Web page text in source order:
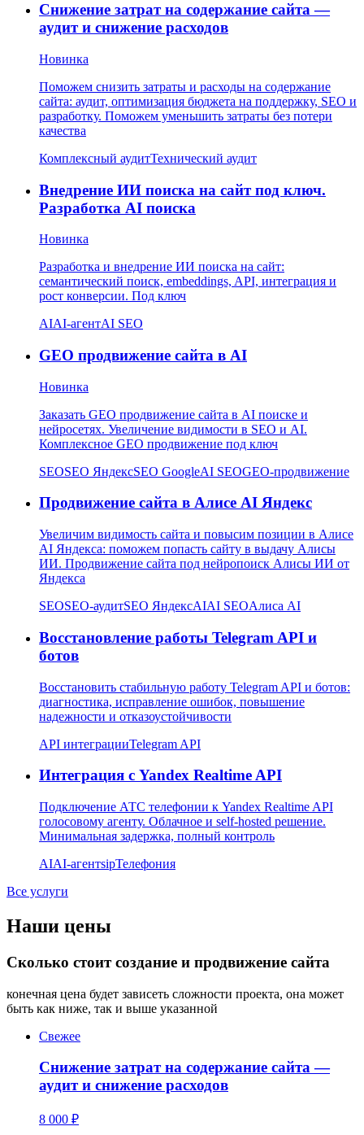
Снижение затрат на содержание сайта —
аудит и снижение расходов
Новинка
Поможем снизить затраты и расходы на содержание
сайта: аудит, оптимизация бюджета на поддержку, SEO и
разработку. Поможем уменьшить затраты без потери
качества
Комплексный аудитТехнический аудит
Внедрение ИИ поиска на сайт под ключ.
Разработка AI поиска
Новинка
Разработка и внедрение ИИ поиска на сайт:
семантический поиск, embeddings, API, интеграция и
рост конверсии. Под ключ
AIAI-агентAI SEO
GEO продвижение сайта в AI
Новинка
Заказать GEO продвижение сайта в AI поиске и
нейросетях. Увеличение видимости в SEO и AI.
Комплексное GEO продвижение под ключ
SEOSEO ЯндексSEO GoogleAI SEOGEO-продвижение
Продвижение сайта в Алисе AI Яндекс
Увеличим видимость сайта и повысим позиции в Алисе
AI Яндекса: поможем попасть сайту в выдачу Алисы
ИИ. Продвижение сайта под нейропоиск Алисы ИИ от
Яндекса
SEOSEO-аудитSEO ЯндексAIAI SEOАлиса AI
Восстановление работы Telegram API и
ботов
Восстановить стабильную работу Telegram API и ботов:
диагностика, исправление ошибок, повышение
надежности и отказоустойчивости
API интеграцииTelegram API
Интеграция с Yandex Realtime API
Подключение АТС телефонии к Yandex Realtime API
голосовому агенту. Облачное и self-hosted решение.
Минимальная задержка, полный контроль
AIAI-агентsipТелефония
Все услуги
Наши цены
Сколько стоит создание и продвижение сайта
конечная цена будет зависеть сложности проекта, она может
быть как ниже, так и выше указанной
Свежее
Снижение затрат на содержание сайта —
аудит и снижение расходов
8 000 ₽